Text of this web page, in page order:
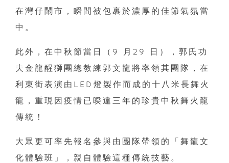
在灣仔鬧市，瞬間被包裹於濃厚的佳節氣氛當
中。
此外，在中秋節當日（9 月29 日），郭氏功
夫金龍醒獅團總教練郭文龍將率領其團隊，在
利東街表演由LED燈製作而成的十八米長舞火
龍，重現因疫情已暌違三年的珍貴中秋舞火龍
傳統！
大眾更可率先報名參與由團隊帶領的「舞龍文
化體驗班」，親自體驗這種傳統技藝。